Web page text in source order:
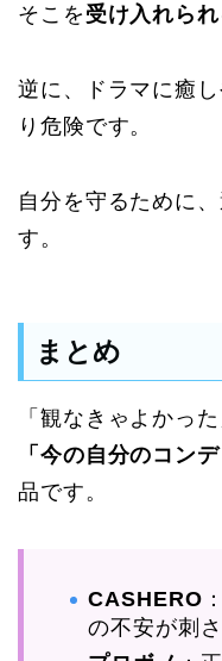
そこを 受け入れら
逆に、ドラマに癒
り危険です。
自分を守るために
す。
まとめ
「観なきゃよかっ
「今の自分のコン
品です。
CASHERO
の不安が刺